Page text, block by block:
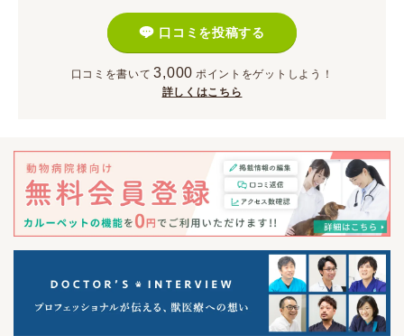
口コミを投稿する
口コミを書いて 3,000 ポイント をゲットしよう！
詳しくはこちら